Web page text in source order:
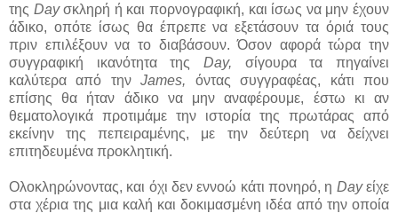
της Dayσκληρή ή και πορνογραφική, και ίσως να μην έχουν
άδικο, οπότε ίσως θα έπρεπε να εξετάσουν τα όριά τους
πριν επιλέξουν να το διαβάσουν. Όσον αφορά τώρα την
συγγραφική ικανότητα της Day, σίγουρα τα πηγαίνει
καλύτερα από τηνJames, όντας συγγραφέας, κάτι που
επίσης θα ήταν άδικο να μην αναφέρουμε, έστω κι αν
θεματολογικά προτιμάμε την ιστορία της πρωτάρας από
εκείνην της πεπειραμένης, με την δεύτερη να δείχνει
επιτηδευμένα προκλητική.
Ολοκληρώνοντας, και όχι δεν εννοώ κάτι πονηρό, η Dayείχε
στα χέρια της μια καλή και δοκιμασμένη ιδέα από την οποία